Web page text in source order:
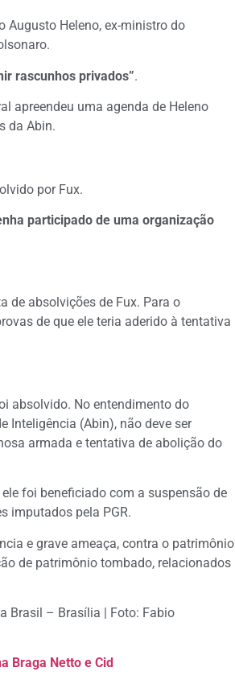
Augusto Heleno, ex-ministro do
rascunhos privados”.
apreendeu uma agenda de Heleno
da Abin.
por Fux.
participado de uma organização
de absolvições de Fux. Para o
de que ele teria aderido à tentativa
absolvido. No entendimento do
Inteligência (Abin), não deve ser
armada e tentativa de abolição do
foi beneficiado com a suspensão de
imputados pela PGR.
e grave ameaça, contra o patrimônio
de patrimônio tombado, relacionados
Brasil – Brasília | Foto: Fabio
Braga Netto e Cid